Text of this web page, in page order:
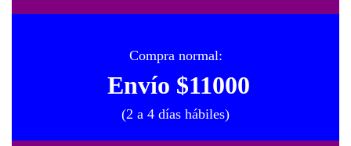
Compra normal:
Envío $11000
(2 a 4 días hábiles)